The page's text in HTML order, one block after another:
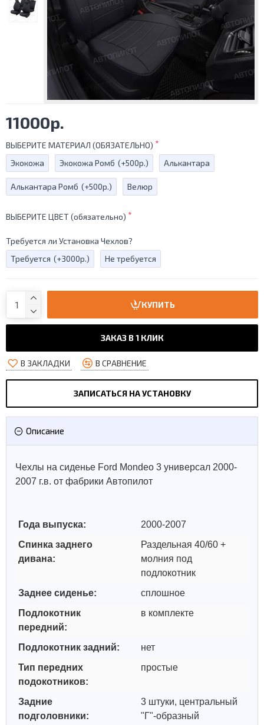
11000р.
ВЫБЕРИТЕ МАТЕРИАЛ (ОБЯЗАТЕЛЬНО)
Экокожа
Экокожа Ромб (+500р.) Алькантара
Алькантара Ромб (+500р.) Велюр
ВЫБЕРИТЕ ЦВЕТ (обязательно)
Требуется ли Установка Чехлов?
Требуется (+3000р.) Не требуется
КУПИТЬ
ЗАКАЗ В 1 КЛИК
В ЗАКЛАДКИ В СРАВНЕНИЕ
ЗАПИСАТЬСЯ НА УСТАНОВКУ
Описание
Чехлы на сиденье Ford Mondeo 3 универсал 2000-
2007 г.в. от фабрики Автопилот
Года выпуска:
2000-2007
Спинка заднего
дивана:
Раздельная 40/60 +
молния под
подлокотник
Заднее сиденье:
сплошное
Подлокотник
передний:
в комплекте
Подлокотник задний:
нет
Тип передних
подокотников:
простые
Задние
подголовники:
3 штуки, центральный
"Г"-образный